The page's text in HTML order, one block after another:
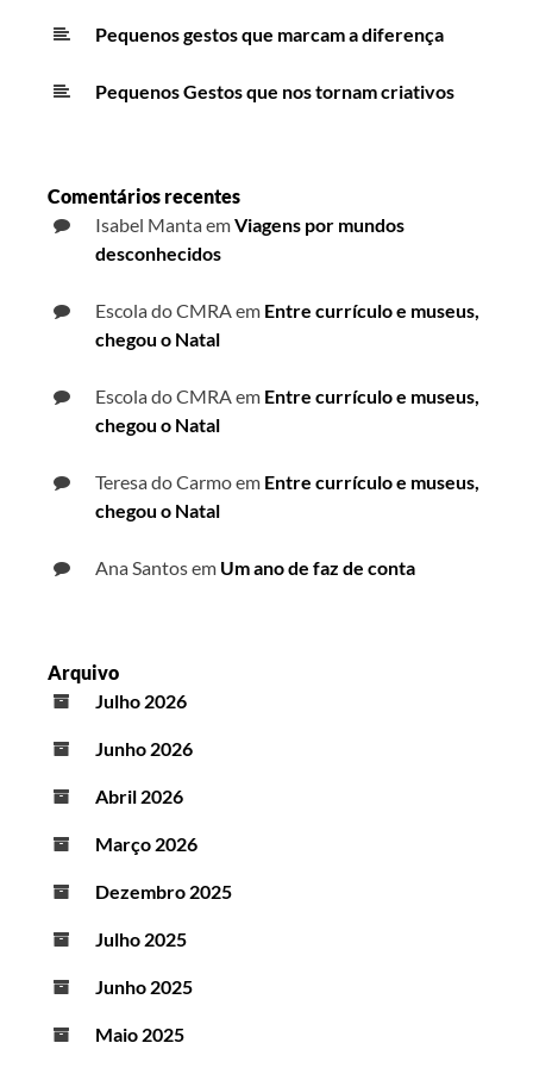
Pequenos gestos que marcam a diferença
Pequenos Gestos que nos tornam criativos
Comentários recentes
Isabel MantaemViagens por mundos
desconhecidos
Escola do CMRA em Entre currículo e museus,
chegou o Natal
Escola do CMRA em Entre currículo e museus,
chegou o Natal
Teresa do Carmoem Entre currículo e museus,
chegou o Natal
Ana Santosem Um ano de faz de conta
Arquivo
Julho 2026
Junho 2026
Abril 2026
Março 2026
Dezembro 2025
Julho 2025
Junho 2025
Maio 2025